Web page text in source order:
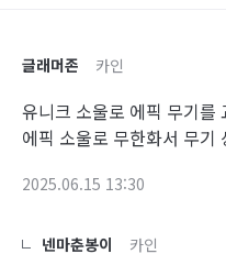
글래머존 카인
유니크 소울로 에픽 무기를
에픽 소울로 무한화서 무기
2025.06.15 13:30
넨마춘봉이 카인